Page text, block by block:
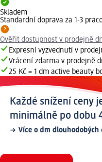
Skladem
Standardní doprava za 1-3
Ověřit dostupnost v prodejně
Expresní vyzvednutí v
Vrácení zdarma v prodejně
25 Kč = 1 dm active beauty
Každé snížení ceny
minimálně po dobu
Více o dm dlouhodobých